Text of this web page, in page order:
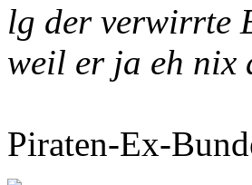
lg der verwirrte
weil er ja eh nix
Piraten-Ex-